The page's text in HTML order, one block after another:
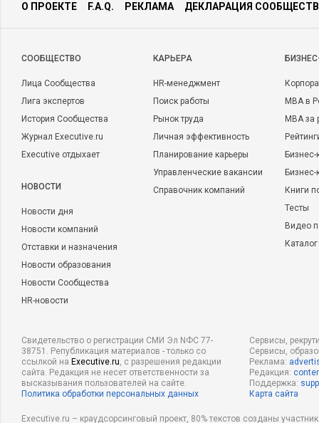
О ПРОЕКТЕ F.A.Q. РЕКЛАМА ДЕКЛАРАЦИЯ
CООБЩЕСТВО
Лица Сообщества
Лига экспертов
История Сообщества
Журнал Executive.ru
Executive отдыхает
НОВОСТИ
Новости дня
Новости компаний
Отставки и назначения
Новости образования
Новости Сообщества
HR-новости
КАРЬЕРА
HR-менеджмент
Поиск работы
Рынок труда
Личная эффективность
Планирование карьеры
Управленческие вакансии
Справочник компаний
MBA в
MBA
Бизнес-
Книги
Тесты
Видео
Свидетельство о регистрации СМИ Эл NФС 77-
38751. Републикация материалов - только со
ссылкой на Executive.ru, с разрешения редакции
сайта. Редакция не несет ответственности за
высказывания пользователей на сайте.
Политика обработки персональных данных
Сервисы,
Сервисы,
Реклама:
Редакция:
Поддержка:
Карта сайта
Executive.ru – краудсорсинговый проект, 80% текстов созданы